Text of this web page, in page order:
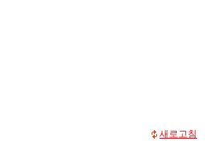
새로고침